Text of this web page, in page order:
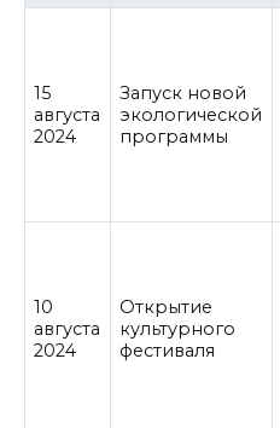
15
августа
2024
Запуск новой
экологической
программы
10
августа
2024
Открытие
культурного
фестиваля